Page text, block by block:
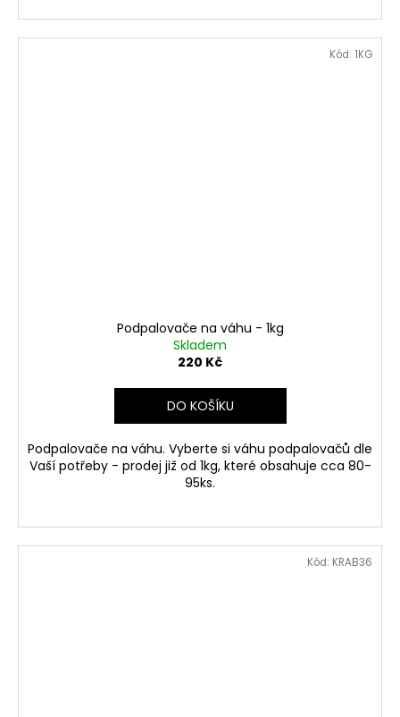
Podpalovače na váhu - 1kg
Skladem
220 Kč
DO KOŠÍKU
Podpalovače na váhu. Vyberte si váhu podpalovačů dle
Vaší potřeby - prodej již od 1kg, které obsahuje cca 80-
95ks.
Kód: 1KG
Kód: KRAB36